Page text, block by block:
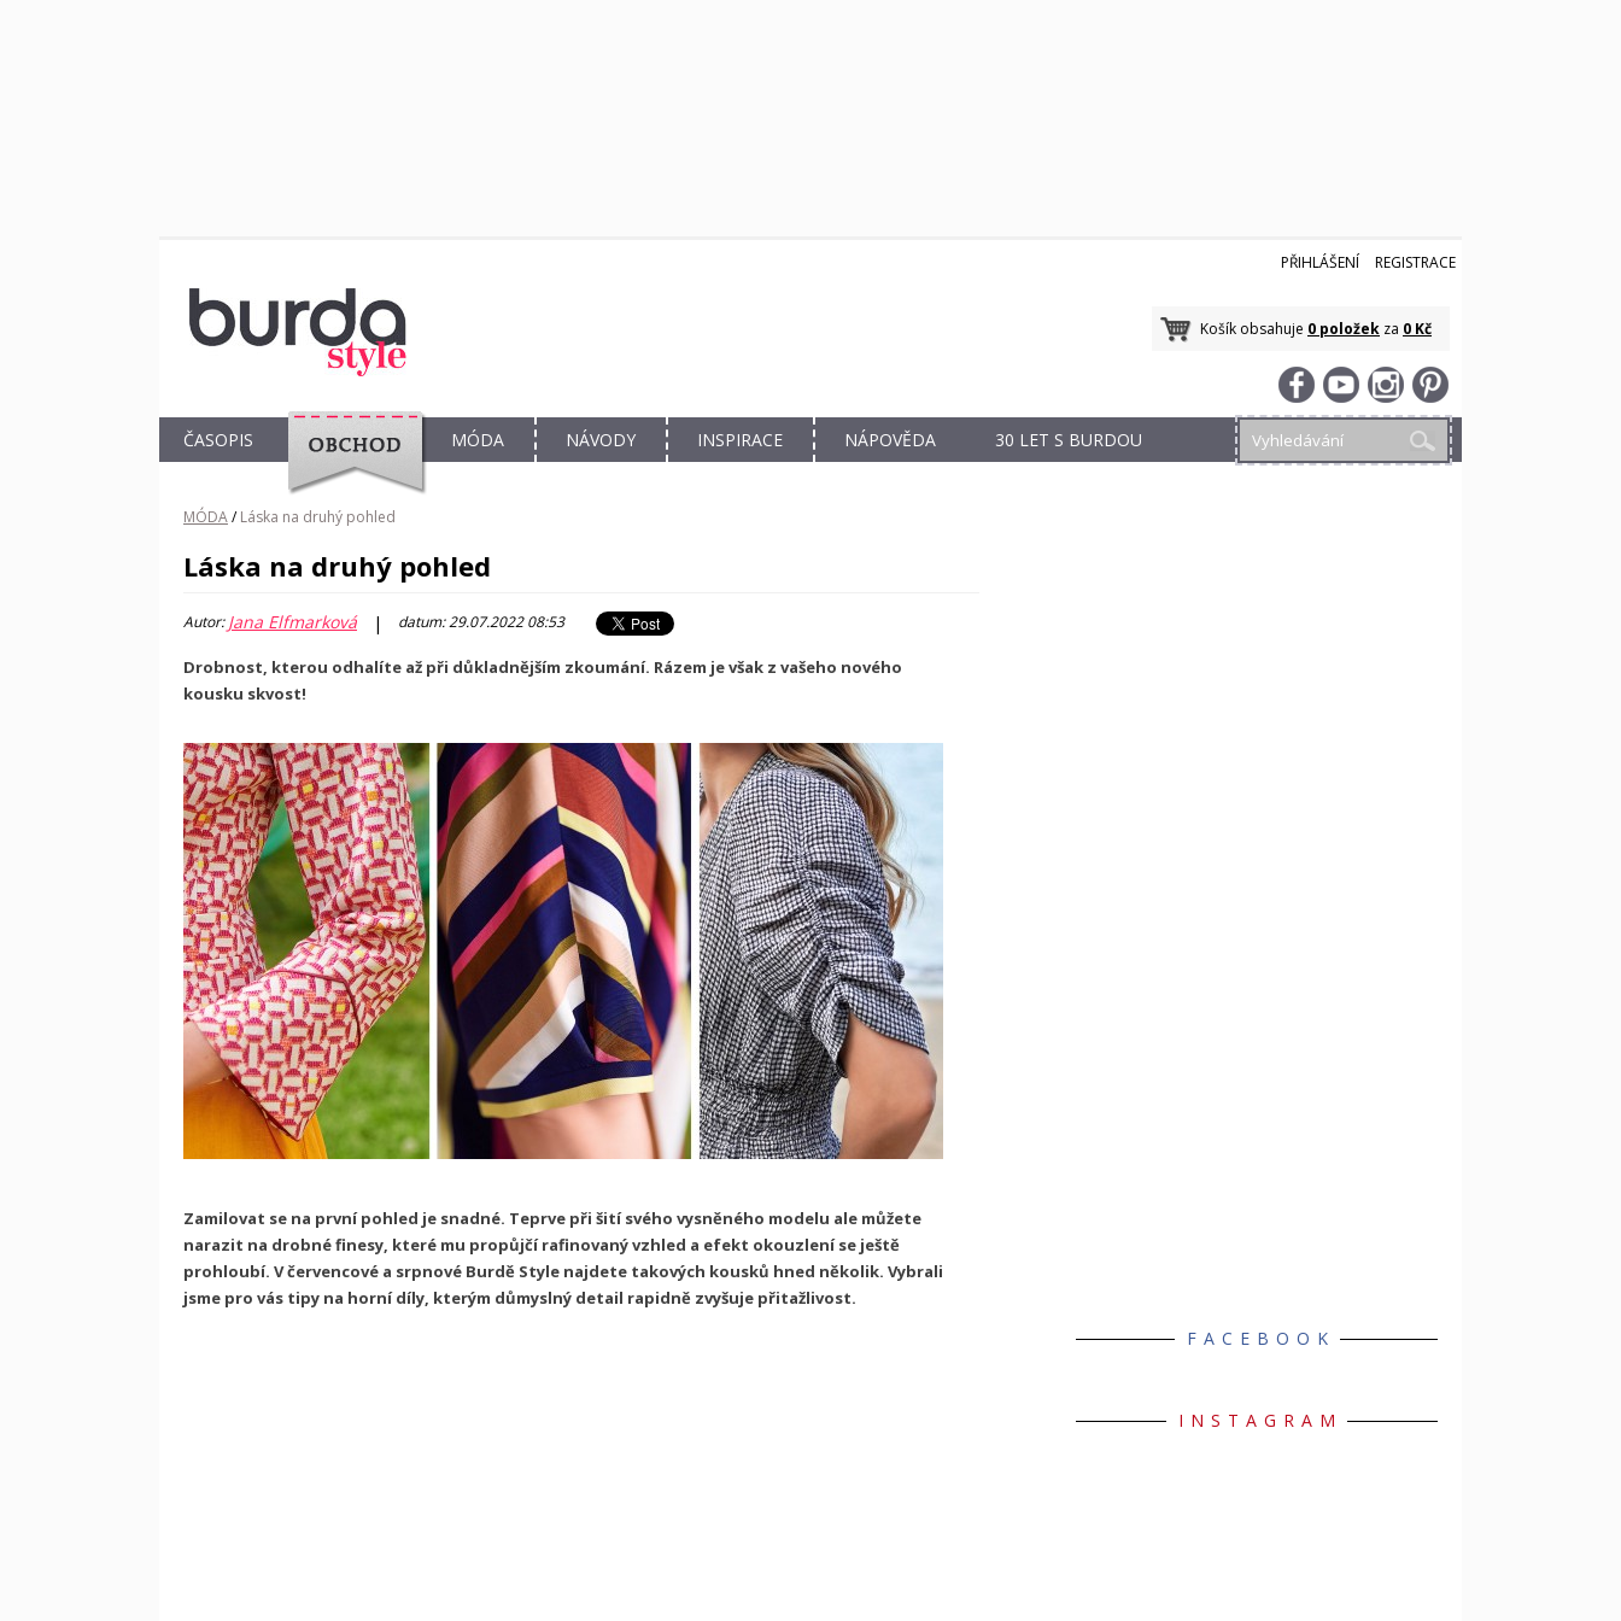
PŘIHLÁŠENÍ REGISTRACE
Košík obsahuje 0 položek za 0 Kč
ČASOPIS
OBCHOD
MÓDA NÁVODY INSPIRACE NÁPOVĚDA 30 LET S BURDOU
MÓDA/ Láska na druhý pohled
Láska na druhý pohled
Autor:Jana Elfmarková | datum: 29.07.2022 08:53
Drobnost, kterou odhalíte až při důkladnějším zkoumání. Rázem je však z vašeho nového
kousku skvost!
Zamilovat se na první pohled je snadné. Teprve při šití svého vysněného modelu ale můžete
narazit na drobné finesy, které mu propůjčí rafinovaný vzhled a efekt okouzlení se ještě
prohloubí. V červencové a srpnové Burdě Style najdete takových kousků hned několik. Vybrali
jsme pro vás tipy na horní díly, kterým důmyslný detail rapidně zvyšuje přitažlivost.
FACEBOOK
INSTAGRAM